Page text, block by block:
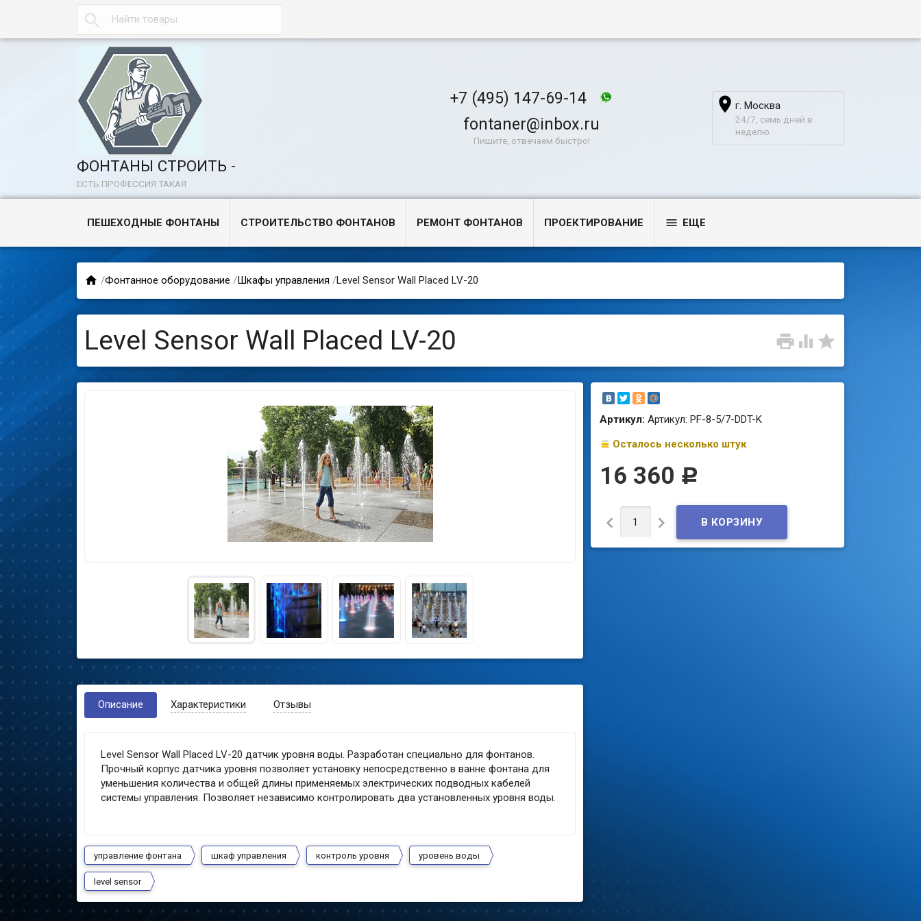

ФОНТАНЫ СТРОИТЬ -
ЕСТЬ ПРОФЕССИЯ ТАКАЯ
+7 (495) 147-69-14
fontaner@inbox.ru
Пишите, отвечаем быстро!
г. Москва
24/7, семь дней в
неделю
ПЕШЕХОДНЫЕ ФОНТАНЫ СТРОИТЕЛЬСТВО ФОНТАНОВ РЕМОНТ ФОНТАНОВ ПРОЕКТИРОВАНИЕ  ЕЩЕ
 /Фонтанное оборудование /Шкафы управления /Level Sensor Wall Placed LV-20
  
Level Sensor Wall Placed LV-20
Артикул: Артикул: PF-8-5/7-DDT-K
Осталось несколько штук
16 360 Р
 
Описание Характеристики Отзывы
Level Sensor Wall Placed LV-20 датчик уровня воды. Разработан специально для фонтанов.
Прочный корпус датчика уровня позволяет установку непосредственно в ванне фонтана для
уменьшения количества и общей длины применяемых электрических подводных кабелей
системы управления. Позволяет независимо контролировать два установленных уровня воды.
управление фонтана шкаф управления контроль уровня уровень воды
level sensor